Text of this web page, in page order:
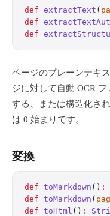
def extractText (
def
def
ページのプレーンテキ
ジに対して自動 OCR
する、または構造化さ
は 0 始まりです。
変換
def toMarkdown () :
def toMarkdown (
def toHtml () :